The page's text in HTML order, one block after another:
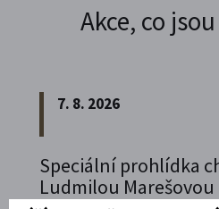
Akce, co
7. 8. 2026
Speciální prohlídka
Ludmilou Marešovou